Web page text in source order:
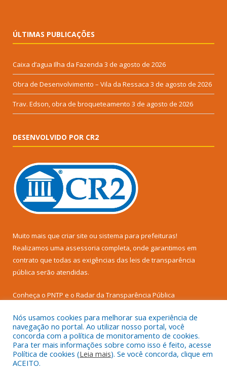
ÚLTIMAS PUBLICAÇÕES
Caixa d’agua Ilha da Fazenda 3 de agosto de 2026
Obra de Desenvolvimento – Vila da Ressaca 3 de agosto de 2026
Trav. Edson, obra de broqueteamento 3 de agosto de 2026
DESENVOLVIDO POR CR2
Muito mais que criar site ou sistema para prefeituras!
Realizamos uma assessoria completa, onde garantimos em
contrato que todas as exigências das leis de transparência
pública serão atendidas.
Conheça o PNTP e o Radar da Transparência Pública
Todos os direitos reservados a Prefeitura Municipal de Senador
José Porfírio.
Nós usamos cookies para melhorar sua experiência de
navegação no portal. Ao utilizar nosso portal, você
concorda com a política de monitoramento de cookies.
Para ter mais informações sobre como isso é feito, acesse
Política de cookies (Leia mais). Se você concorda, clique em
ACEITO.